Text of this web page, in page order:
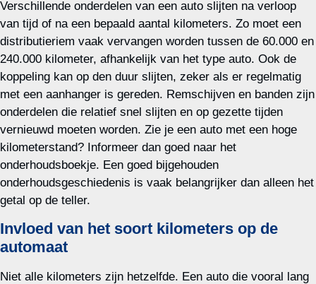
Verschillende onderdelen van een auto slijten na verloop
van tijd of na een bepaald aantal kilometers. Zo moet een
distributieriem vaak vervangen worden tussen de 60.000 en
240.000 kilometer, afhankelijk van het type auto. Ook de
koppeling kan op den duur slijten, zeker als er regelmatig
met een aanhanger is gereden. Remschijven en banden zijn
onderdelen die relatief snel slijten en op gezette tijden
vernieuwd moeten worden. Zie je een auto met een hoge
kilometerstand? Informeer dan goed naar het
onderhoudsboekje. Een goed bijgehouden
onderhoudsgeschiedenis is vaak belangrijker dan alleen het
getal op de teller.
Invloed van het soort kilometers op de
automaat
Niet alle kilometers zijn hetzelfde. Een auto die vooral lang